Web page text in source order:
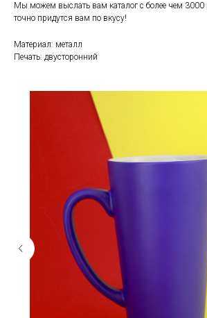
Мы можем выслать вам каталог с более чем 3000
точно придутся вам по вкусу!
Материал: металл
Печать: двусторонний